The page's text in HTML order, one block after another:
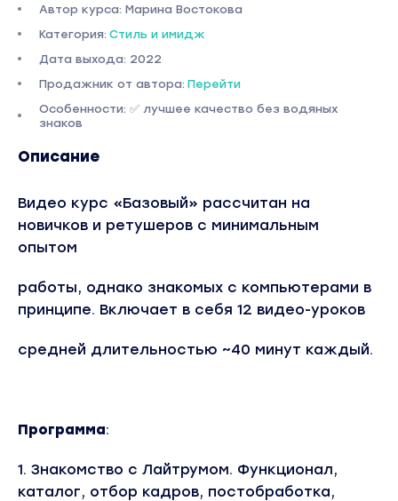
Автор курса: Марина Востокова
Категория: Стиль и имидж
Дата выхода: 2022
Продажник от автора: Перейти
Особенности: ✅ лучшее качество без водяных
знаков
Описание
Видео курс «Базовый» рассчитан на
новичков и ретушеров с минимальным
опытом
работы, однако знакомых с компьютерами в
принципе. Включает в себя 12 видео-уроков
средней длительностью ~40 минут каждый.
Программа:
1. Знакомство с Лайтрумом. Функционал,
каталог, отбор кадров, постобработка,